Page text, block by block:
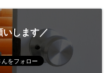
いします／